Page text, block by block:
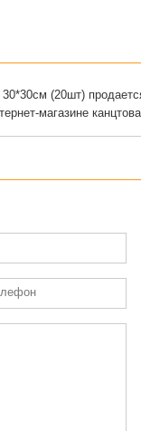
(20шт)
магазине